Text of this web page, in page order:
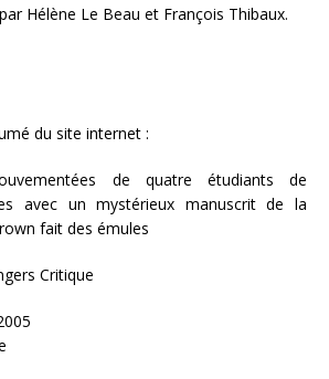
Hélène Le Beau et François Thibaux.
du site internet :
de quatre étudiants de
avec un mystérieux manuscrit de la
fait des émules
Critique